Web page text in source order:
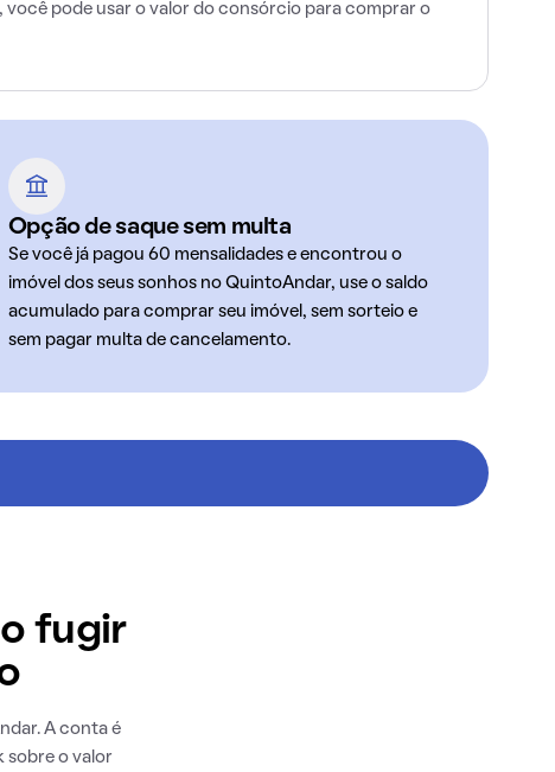
você pode usar o valor do consórcio para comprar o
Opção de saque sem multa
Se você já pagou 60 mensalidades e encontrou o
imóvel dos seus sonhos no QuintoAndar, use o saldo
acumulado para comprar seu imóvel, sem sorteio e
sem pagar multa de cancelamento.
fugir
A conta é
sobre o valor